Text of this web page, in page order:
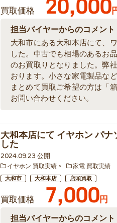
買取価格 20,000
担当バイヤーからのコメント
大和市にある大和本店にて、
した。中古でも相場のあるお
のお買取りとなりました。弊
おります。小さな家電製品な
まとめて買取ご希望の方は「
お問い合わせください。
大和本店にて イヤホン パ
した
2024.09.23 公開
イヤホン 買取実績 家電 買取実績
大和市 大和本店 店頭買取
買取価格 7,000円
担当バイヤーからのコメント